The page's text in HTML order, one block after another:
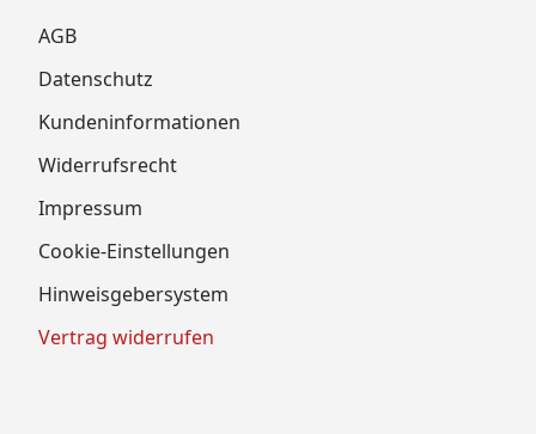
AGB
Datenschutz
Kundeninformationen
Widerrufsrecht
Impressum
Cookie-Einstellungen
Hinweisgebersystem
Vertrag widerrufen